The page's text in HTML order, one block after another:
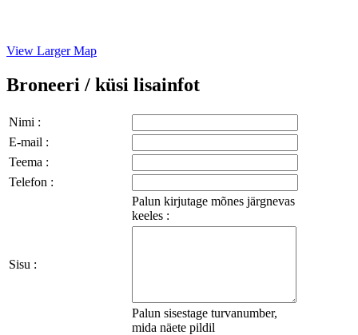
View Larger Map
Broneeri / küsi lisainfot
Nimi :
E-mail :
Teema :
Telefon :
Palun kirjutage mõnes järgnevas
keeles :
Sisu :
Palun sisestage turvanumber,
mida näete pildil